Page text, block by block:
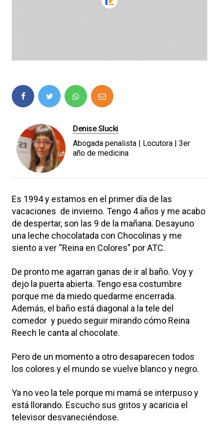
Denise Slucki
Abogada penalista | Locutora | 3er
año de medicina
Es 1994 y estamos en el primer día de las
vacaciones de invierno. Tengo 4 años y me acabo
de despertar, son las 9 de la mañana. Desayuno
una leche chocolatada con Chocolinas y me
siento a ver “Reina en Colores” por ATC.
De pronto me agarran ganas de ir al baño. Voy y
dejo la puerta abierta. Tengo esa costumbre
porque me da miedo quedarme encerrada.
Además, el baño está diagonal a la tele del
comedor y puedo seguir mirando cómo Reina
Reech le canta al chocolate.
Pero de un momento a otro desaparecen todos
los colores y el mundo se vuelve blanco y negro.
Ya no veo la tele porque mi mamá se interpuso y
está llorando. Escucho sus gritos y acaricia el
televisor desvaneciéndose.